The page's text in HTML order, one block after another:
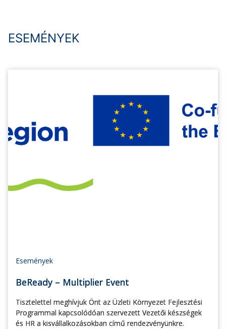
ESEMÉNYEK
Események
BeReady – Multiplier Event
Tisztelettel meghívjuk Önt az Üzleti Környezet Fejlesztési
Programmal kapcsolódóan szervezett Vezetői készségek
és HR a kisvállalkozásokban című rendezvényünkre.